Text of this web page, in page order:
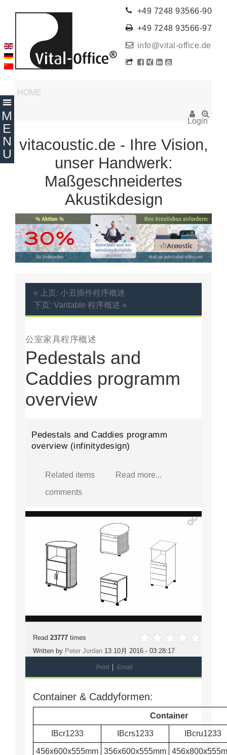
+49 7248 93566-90
+49 7248 93566-97
info@vital-office.de
HOME
Login
vitacoustic.de - Ihre Vision,
unser Handwerk:
Maßgeschneidertes
Akustikdesign
« 上页: 小丑插件程序概述
下页: Varitable 程序概述 »
公室家具程序概述
Pedestals and
Caddies programm
overview
Pedestals and Caddies programm
overview (infinitydesign)
Related items
Read more...
comments
Read 23777 times
Written by Peter Jordan 13 10月 2016 - 03:28:17
Print Email
Container & Caddyformen:
Container
IBcr1233 IBcrs1233 IBcru1233
456x600x555mm 356x600x555mm